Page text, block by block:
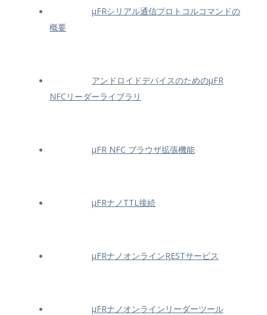
μFRシリアル通信プロトコルコマンドの
概要
アンドロイドデバイスのためのμFR
NFCリーダーライブラリ
μFR NFC ブラウザ拡張機能
μFRナノTTL接続
μFRナノオンラインRESTサービス
μFRナノオンラインリーダーツール